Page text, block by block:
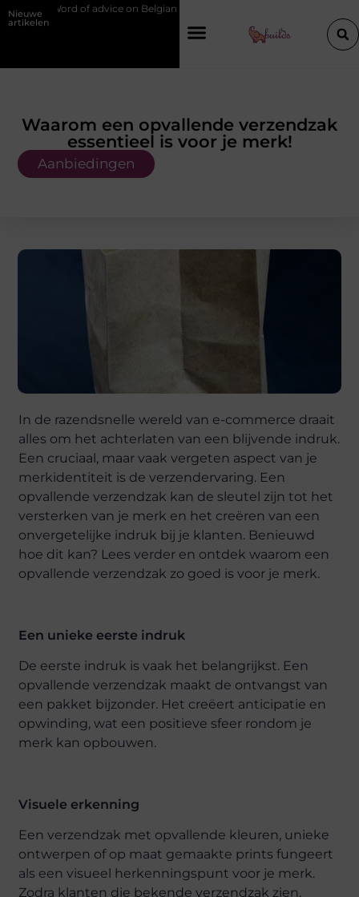
Nieuwe
artikelen
on Belgian chef training and education
Waarom een opvallende verzendzak
essentieel is voor je merk!
Aanbiedingen
In de razendsnelle wereld van e-commerce draait
alles om het achterlaten van een blijvende indruk.
Een cruciaal, maar vaak vergeten aspect van je
merkidentiteit is de verzendervaring. Een
opvallende verzendzak kan de sleutel zijn tot het
versterken van je merk en het creëren van een
onvergetelijke indruk bij je klanten. Benieuwd
hoe dit kan? Lees verder en ontdek waarom een
opvallende verzendzak zo goed is voor je merk.
Een unieke eerste indruk
De eerste indruk is vaak het belangrijkst. Een
opvallende verzendzak maakt de ontvangst van
een pakket bijzonder. Het creëert anticipatie en
opwinding, wat een positieve sfeer rondom je
merk kan opbouwen.
Visuele erkenning
Een verzendzak met opvallende kleuren, unieke
ontwerpen of op maat gemaakte prints fungeert
als een visueel herkenningspunt voor je merk.
Zodra klanten die bekende verzendzak zien,